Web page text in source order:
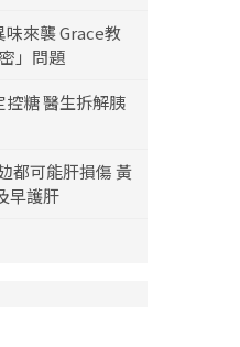
味來襲 Grace教
」問題
糖 醫生拆解胰
都可能肝損傷 黃
早護肝